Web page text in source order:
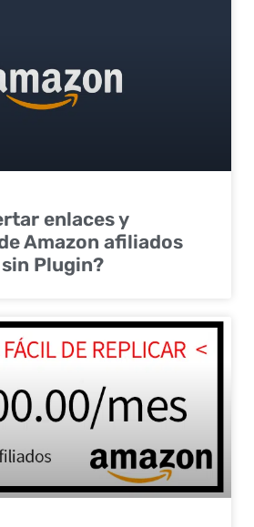
enlaces y
Amazon afiliados
Plugin?